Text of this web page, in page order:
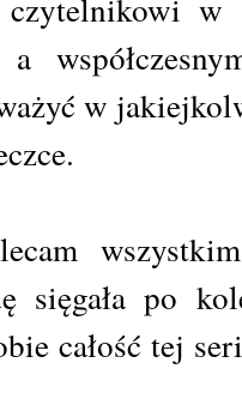
w
sięgała po
całość tej